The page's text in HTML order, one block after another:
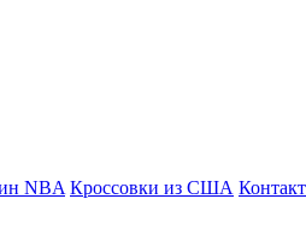
NBA Кроссовки из США